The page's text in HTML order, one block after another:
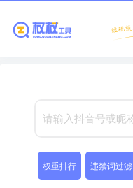
权重排行 违禁词过滤